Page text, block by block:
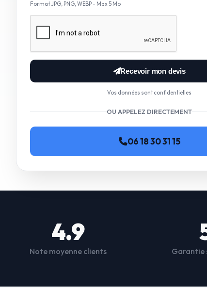
Format JPG, PNG, WEBP - Max 5 Mo
Recevoir mon devis
Vos données sont confidentielles
OU APPELEZ DIRECTEMENT
06 18 30 31 15
4.9
Note moyenne clients Garantie